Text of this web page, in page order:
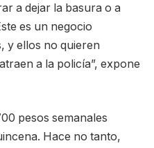
a dejar la basura o a
es un negocio
y ellos no quieren
a la policía”, expone
pesos semanales
Hace no tanto,